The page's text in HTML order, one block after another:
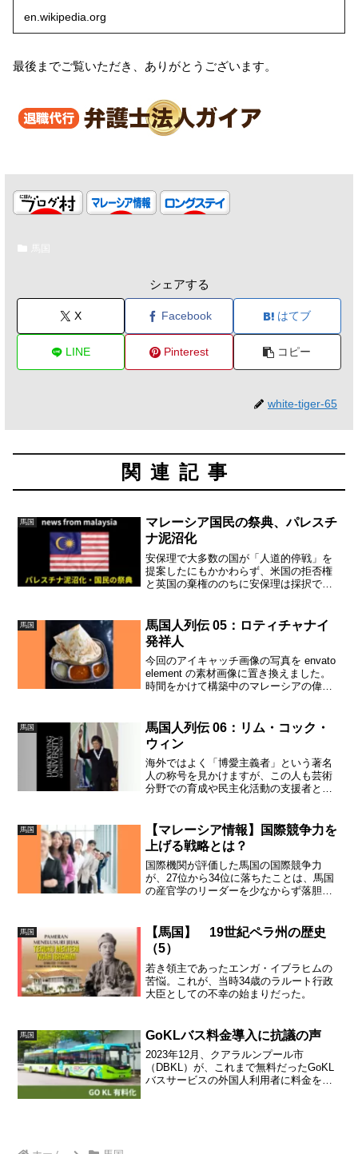
en.wikipedia.org
最後までご覧いただき、ありがとうございます。
シェアする
X Facebook はてブ
LINE Pinterest コピー
white-tiger-65
関連記事
馬国
マレーシア国民の祭典、パレスチ
ナ泥沼化
安保理で大多数の国が「人道的停戦」を
提案したにもかかわらず、米国の拒否権
と英国の棄権ののちに安保理は採択でき
た馬国もこれについて、かなり辛口の非
難声明を発行することになりそうです。
馬国
馬国人列伝 05：ロティチャナイ
発祥人
今回のアイキャッチ画像の写真を envato
element の素材画像に置き換えました。
時間をかけて構築中のマレーシアの偉人
もなく「偉人」として称えられるべき人
物を紹介...
馬国
馬国人列伝 06：リム・コック・
ウィン
海外ではよく「博愛主義者」という著名
人の称号を見かけますが、この人も芸術
分野での育成や民主化活動の支援者とし
です。現地の人は誰でも知っている
LKW。
馬国
【マレーシア情報】国際競争力を
上げる戦略とは？
国際機関が評価した馬国の国際競争力
が、27位から34位に落ちたことは、馬国
の産官学のリーダーを少なからず落胆さ
国紙がまとめた論説があるので紹介しま
す。
馬国
【馬国】 19世紀ペラ州の歴史
（5）
若き領主であったエンガ・イブラヒムの
苦悩。これが、当時34歳のラルート行政
大臣としての不幸の始まりだった。
馬国 GoKLバス料金導入に抗議の声
2023年12月、クアラルンプール市
（DBKL）が、これまで無料だったGoKL
バスサービスの外国人利用者に料金を課